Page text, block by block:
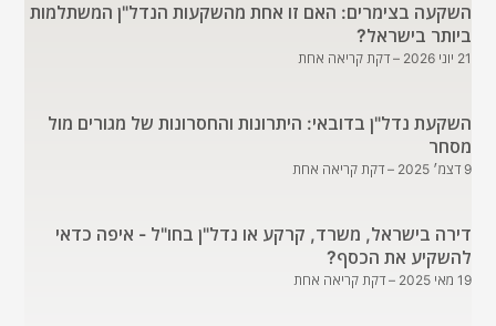
השקעה בצימרים: האם זו אחת מהשקעות הנדל"ן המשתלמות
ביותר בישראל?
21 יוני 2026 – דקת קריאה אחת
השקעת נדל"ן בדובאי: היתרונות והחסרונות של מגורים מול
מסחר
9 דצמ׳ 2025 – דקת קריאה אחת
דירה בישראל, משרד, קרקע או נדל"ן בחו"ל - איפה כדאי
להשקיע את הכסף?
19 מאי 2025 – דקת קריאה אחת